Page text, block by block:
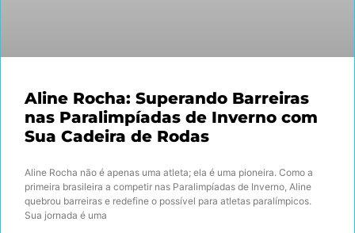
Aline Rocha: Superando Barreiras
nas Paralimpíadas de Inverno com
Sua Cadeira de Rodas
Aline Rocha não é apenas uma atleta; ela é uma pioneira. Como a
primeira brasileira a competir nas Paralimpíadas de Inverno, Aline
quebrou barreiras e redefine o possível para atletas paralímpicos.
Sua jornada é uma